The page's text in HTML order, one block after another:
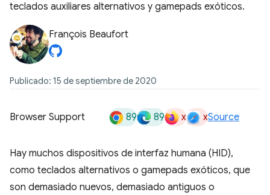
teclados auxiliares alternativos y gamepads exóticos.
François Beaufort
Publicado: 15 de septiembre de 2020
Browser Support 89 89 x xSource
Hay muchos dispositivos de interfaz humana (HID),
como teclados alternativos o gamepads exóticos, que
son demasiado nuevos, demasiado antiguos o